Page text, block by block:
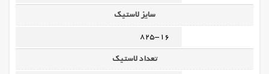
سایز لاستیک
825-16
تعداد لاستیک